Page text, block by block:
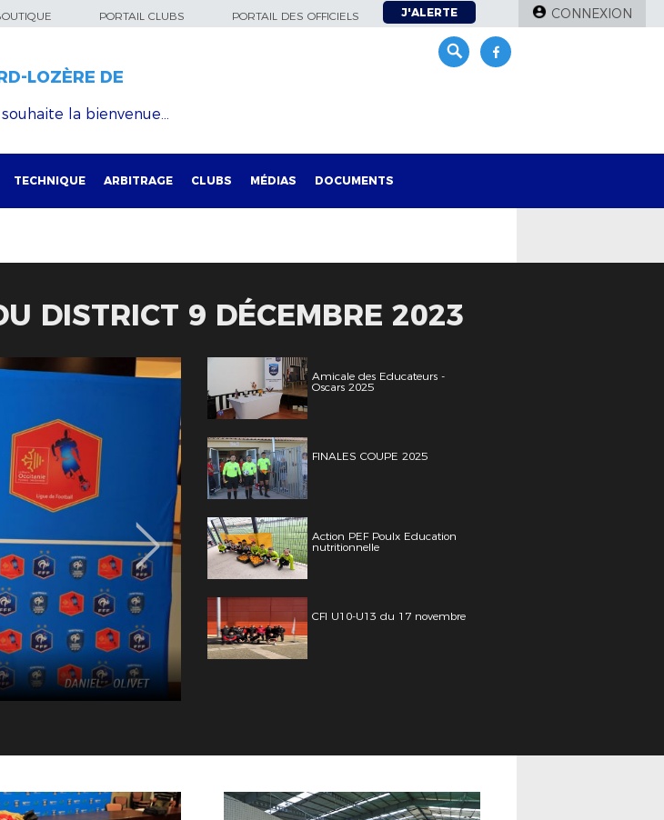
PORTAIL CLUBS PORTAIL DES OFFICIELS J'ALERTE CONNEXION
LOZÈRE DE
la bienvenue…
TECHNIQUE ARBITRAGE CLUBS MÉDIAS DOCUMENTS
DISTRICT 9 DÉCEMBRE 2023
Amicale des Educateurs -
Oscars 2025
FINALES COUPE 2025
Action PEF Poulx Education
nutritionnelle
CFI U10-U13 du 17 novembre